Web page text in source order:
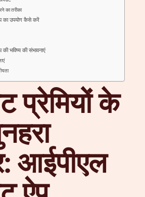
का तरीका
का उपयोग कैसे करें
भविष्य की संभावनाएं
प्रेमियों के
आईपीएल